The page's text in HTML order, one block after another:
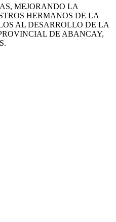
MEJORANDO LA
HERMANOS DE LA
AL DESARROLLO DE LA
DE ABANCAY,